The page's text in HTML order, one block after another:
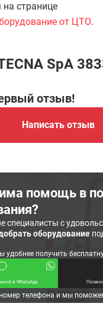
странице
от ЦТО.
SpA
отзыв!
Написать отзыв
помощь в
специалисты с
оборудование
удобнее получить
в WhatsApp
телефона и мы